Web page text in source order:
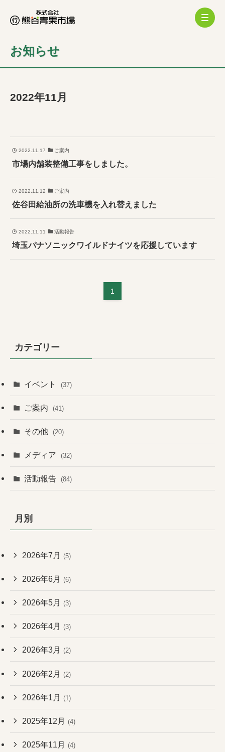
お知らせ
2022年11月
2022.11.17 ご案内
市場内舗装整備工事をしました。
2022.11.12 ご案内
佐谷田給油所の洗車機を入れ替えました
2022.11.11 活動報告
埼玉パナソニックワイルドナイツを応援しています
1
カテゴリー
イベント (37)
ご案内 (41)
その他 (20)
メディア (32)
活動報告 (84)
月別
2026年7月 (5)
2026年6月 (6)
2026年5月 (3)
2026年4月 (3)
2026年3月 (2)
2026年2月 (2)
2026年1月 (1)
2025年12月 (4)
2025年11月 (4)